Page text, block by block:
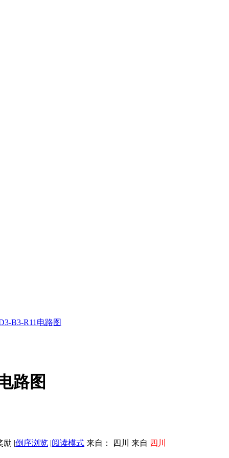
B3-R11电路图
路图
|倒序浏览 |阅读模式 来自： 四川 来自 四川